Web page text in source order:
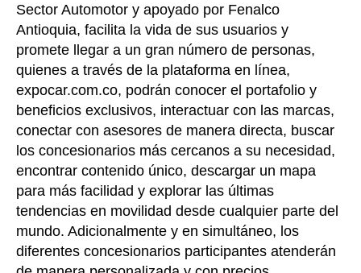
Sector Automotor y apoyado por Fenalco
Antioquia, facilita la vida de sus usuarios y
promete llegar a un gran número de personas,
quienes a través de la plataforma en línea,
expocar.com.co, podrán conocer el portafolio y
beneficios exclusivos, interactuar con las marcas,
conectar con asesores de manera directa, buscar
los concesionarios más cercanos a su necesidad,
encontrar contenido único, descargar un mapa
para más facilidad y explorar las últimas
tendencias en movilidad desde cualquier parte del
mundo. Adicionalmente y en simultáneo, los
diferentes concesionarios participantes atenderán